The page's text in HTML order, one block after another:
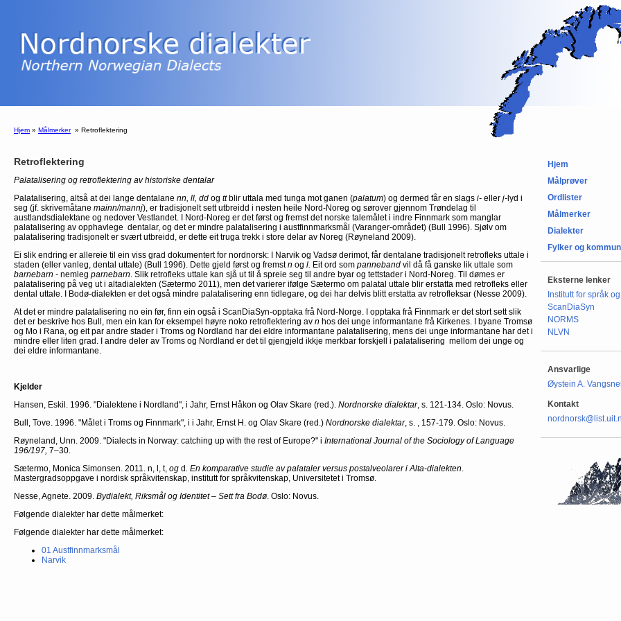
Hjem » Målmerker » Retroflektering
Retroflektering
Palatalisering og retroflektering av historiske dentalar
Palatalisering, altså at dei lange dentalane nn, ll, dd og tt blir uttala med tunga mot ganen (palatum) og dermed får en slags i- eller j- lyd i
seg (jf. skrivemåtane mainn/mannj), er tradisjonelt sett utbreidd i nesten heile Nord-Noreg og sørover gjennom Trøndelag til
austlandsdialektane og nedover Vestlandet. I Nord-Noreg er det først og fremst det norske talemålet i indre Finnmark som manglar
palatalisering av opphavlege dentalar, og det er mindre palatalisering i austfinnmarksmål (Varanger-området) (Bull 1996). Sjølv om
palatalisering tradisjonelt er svært utbreidd, er dette eit truga trekk i store delar av Noreg (Røyneland 2009).
Ei slik endring er allereie til ein viss grad dokumentert for nordnorsk: I Narvik og Vadsø derimot, får dentalane tradisjonelt retrofleks uttale i
staden (eller vanleg, dental uttale) (Bull 1996). Dette gjeld først og fremstn og l. Eit ord som panneband vil då få ganske lik uttale som
barnebarn - nemleg parnebarn. Slik retrofleks uttale kan sjå ut til å spreie seg til andre byar og tettstader i Nord-Noreg. Til dømes er
palatalisering på veg ut i altadialekten (Sætermo 2011), men det varierer ifølge Sætermo om palatal uttale blir erstatta med retrofleks eller
dental uttale. I Bodø-dialekten er det også mindre palatalisering enn tidlegare, og dei har delvis blitt erstatta av retrofleksar (Nesse 2009).
At det er mindre palatalisering no ein før, finn ein også i ScanDiaSyn-opptaka frå Nord-Norge. I opptaka frå Finnmark er det stort sett slik
det er beskrive hos Bull, men ein kan for eksempel høyre noko retroflektering av n hos dei unge informantane frå Kirkenes. I byane Tromsø
og Mo i Rana, og eit par andre stader i Troms og Nordland har dei eldre informantane palatalisering, mens dei unge informantane har det i
mindre eller liten grad. I andre deler av Troms og Nordland er det til gjengjeld ikkje merkbar forskjell i palatalisering mellom dei unge og
dei eldre informantane.
Kjelder
Hansen, Eskil. 1996. "Dialektene i Nordland", i Jahr, Ernst Håkon og Olav Skare (red.). Nordnorske dialektar, s. 121-134. Oslo: Novus.
Bull, Tove. 1996. "Målet i Troms og Finnmark", i i Jahr, Ernst H. og Olav Skare (red.) Nordnorske dialektar, s. , 157-179. Oslo: Novus.
Røyneland, Unn. 2009. "Dialects in Norway: catching up with the rest of Europe?" i International Journal of the Sociology of Language
196/197, 7–30.
Sætermo, Monica Simonsen. 2011. n, l, t, og d. En komparative studie av palataler versus postalveolarer i Alta-dialekten.
Mastergradsoppgave i nordisk språkvitenskap, institutt for språkvitenskap, Universitetet i Tromsø.
Nesse, Agnete. 2009. Bydialekt, Riksmål og Identitet – Sett fra Bodø. Oslo: Novus.
Følgende dialekter har dette målmerket:
Følgende dialekter har dette målmerket:
01 Austfinnmarksmål
Narvik
Hjem
Målprøver
Ordlister
Målmerker
Dialekter
Fylker og
Eksterne lenker
Institutt for språk
ScanDiaSyn
NORMS
NLVN
Ansvarlige
Øystein A.
Kontakt